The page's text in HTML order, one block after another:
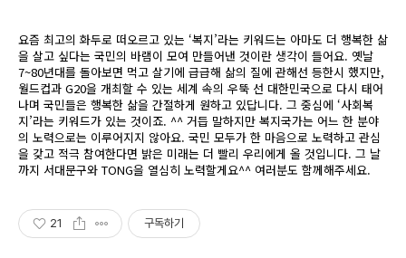
요즘 최고의 화두로 떠오르고 있는 ‘복지’라는 키워드는 아마도 더 행복한 삶
을 살고 싶다는 국민의 바램이 모여 만들어낸 것이란 생각이 들어요. 옛날
7~80년대를 돌아보면 먹고 살기에 급급해 삶의 질에 관해선 등한시 했지만,
월드컵과 G20을 개최할 수 있는 세계 속의 우뚝 선 대한민국으로 다시 태어
나며 국민들은 행복한 삶을 간절하게 원하고 있답니다. 그 중심에 ‘사회복
지’라는 키워드가 있는 것이죠. ^^ 거듭 말하지만 복지국가는 어느 한 분야
의 노력으로는 이루어지지 않아요. 국민 모두가 한 마음으로 노력하고 관심
을 갖고 적극 참여한다면 밝은 미래는 더 빨리 우리에게 올 것입니다. 그 날
까지 서대문구와 TONG을 열심히 노력할게요^^ 여러분도 함께해주세요.
21 구독하기